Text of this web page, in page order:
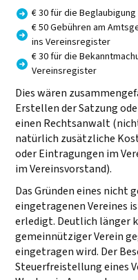
€ 30 für die
€ 50 Gebühren am
ins Vereinsregister
€ 30 für die
Vereinsregister
Dies wären
Erstellen der Satzung
einen Rechtsanwalt
natürlich zusätzliche
oder Eintragungen im
im Vereinsvorstand).
Das Gründen eines nicht
eingetragenen Vereines
erledigt. Deutlich länger
gemeinnütziger Verein
eingetragen wird. Der
Steuerfreistellung eines